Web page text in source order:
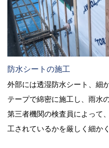
防水シートの施工
外部には透湿防水シート、細
テープで綿密に施工し、雨水
第三者機関の検査員によって
工されているかを厳しく細か